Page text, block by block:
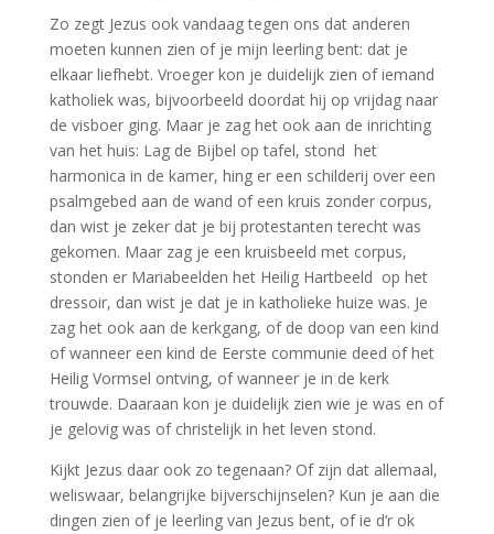
Zo zegt Jezus ook vandaag tegen ons dat anderen
moeten kunnen zien of je mijn leerling bent: dat je
elkaar liefhebt. Vroeger kon je duidelijk zien of iemand
katholiek was, bijvoorbeeld doordat hij op vrijdag naar
de visboer ging. Maar je zag het ook aan de inrichting
van het huis: Lag de Bijbel op tafel, stond het
harmonica in de kamer, hing er een schilderij over een
psalmgebed aan de wand of een kruis zonder corpus,
dan wist je zeker dat je bij protestanten terecht was
gekomen. Maar zag je een kruisbeeld met corpus,
stonden er Mariabeelden het Heilig Hartbeeld op het
dressoir, dan wist je dat je in katholieke huize was. Je
zag het ook aan de kerkgang, of de doop van een kind
of wanneer een kind de Eerste communie deed of het
Heilig Vormsel ontving, of wanneer je in de kerk
trouwde. Daaraan kon je duidelijk zien wie je was en of
je gelovig was of christelijk in het leven stond.
Kijkt Jezus daar ook zo tegenaan? Of zijn dat allemaal,
weliswaar, belangrijke bijverschijnselen? Kun je aan die
dingen zien of je leerling van Jezus bent, of ie d’r ok